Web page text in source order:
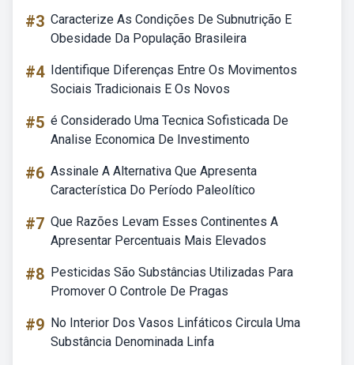
#3 Caracterize As Condições De Subnutrição E
Obesidade Da População Brasileira
#4 Identifique Diferenças Entre Os Movimentos
Sociais Tradicionais E Os Novos
#5 é Considerado Uma Tecnica Sofisticada De
Analise Economica De Investimento
#6 Assinale A Alternativa Que Apresenta
Característica Do Período Paleolítico
#7 Que Razões Levam Esses Continentes A
Apresentar Percentuais Mais Elevados
#8 Pesticidas São Substâncias Utilizadas Para
Promover O Controle De Pragas
#9 No Interior Dos Vasos Linfáticos Circula Uma
Substância Denominada Linfa